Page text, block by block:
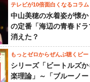
テレビが10倍面白くなるコラム
中山美穂の水着姿が懐
の定番「海辺の青春ド
消えた？
もっとゼロからぜんぶ聴くビー
シリーズ「ビートルズ
楽理論」～「ブルーノ